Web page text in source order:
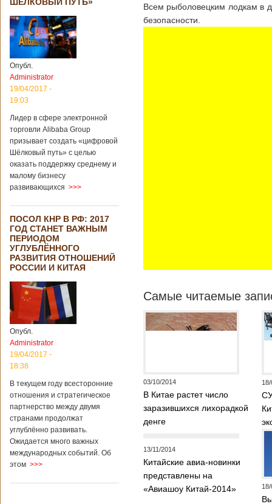
Опубл.
Administrator
19/04/2017 -
19:03
Лидер в сфере электронной
торговли Alibaba Group
призывает создать «цифровой
Шёлковый путь» с целью
оказать поддержку среднему и
малому бизнесу
развивающихся >>>
ПОСОЛ КНР В РФ: 2017
ГОД СТАНЕТ ВАЖНЫМ
ПЕРИОДОМ
УГЛУБЛЁННОГО
РАЗВИТИЯ ОТНОШЕНИЙ
РОССИИ И КИТАЯ
Опубл.
Administrator
19/04/2017 -
18:38
В текущем году всесторонние
отношения и стратегическое
партнерство между двумя
странами продолжат
углублённо развивать.
Ожидается много важных
международных событий. Об
этом >>>
Всем рыболовецким лодкам в
безопасности.
Самые читаемые
03/10/2014
В Китае растет число
заразившихся лихорадкой
денге
13/11/2014
Китайские авиа-новинки
представлены на
«Авиашоу Китай-2014»